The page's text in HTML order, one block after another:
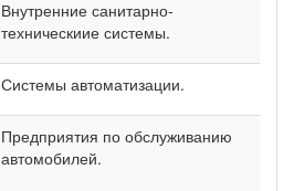
Внутренние санитарно-
техническиие системы.
Системы автоматизации.
Предприятия по обслуживанию
автомобилей.